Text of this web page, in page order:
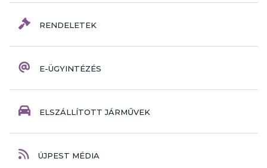
RENDELETEK
E-ÜGYINTÉZÉS
ELSZÁLLÍTOTT JÁRMŰVEK
ÚJPEST MÉDIA